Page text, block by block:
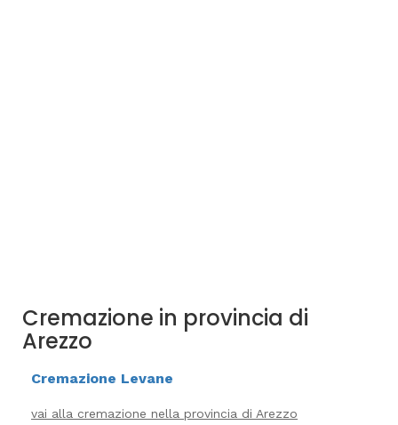
Cremazione in provincia di
Arezzo
Cremazione Levane
vai alla cremazione nella provincia di Arezzo